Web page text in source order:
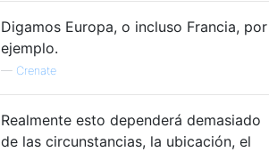
Digamos Europa, o incluso Francia, por
ejemplo.
— Crenate
Realmente esto dependerá demasiado
de las circunstancias, la ubicación, el